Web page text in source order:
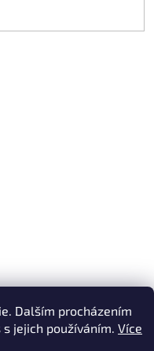
Dalším procházením
jejich používáním. Více